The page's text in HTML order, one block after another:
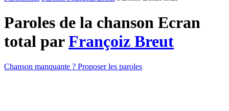
Paroles de la chanson Ecran
total parFrançoiz Breut
Chanson manquante ? Proposer les paroles